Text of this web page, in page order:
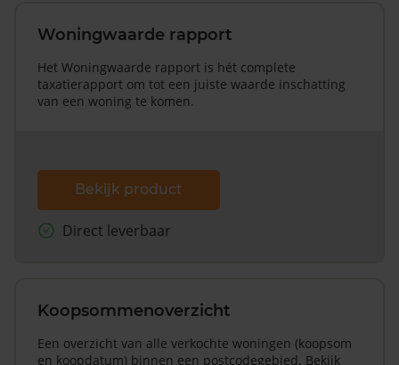
Woningwaarde rapport
Het Woningwaarde rapport is hét complete
taxatierapport om tot een juiste waarde inschatting
van een woning te komen.
Bekijk product
Direct leverbaar
Koopsommenoverzicht
Een overzicht van alle verkochte woningen (koopsom
en koopdatum) binnen een postcodegebied. Bekijk